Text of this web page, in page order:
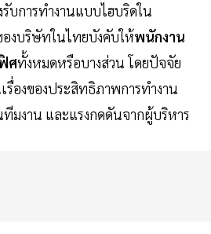
บการทำงานแบบไฮบริดใน
งบริษัทในไทยบังคับให้พนักงาน
ศทั้งหมดหรือบางส่วน โดยปัจจัย
องของประสิทธิภาพการทำงาน
ทีมงาน และแรงกดดันจากผู้บริหาร